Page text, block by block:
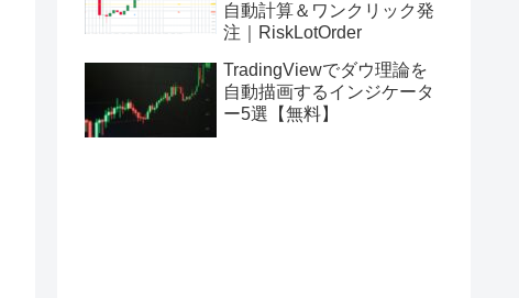
自動計算＆ワンクリック発
注｜RiskLotOrder
TradingViewでダウ理論を
自動描画するインジケータ
ー5選【無料】